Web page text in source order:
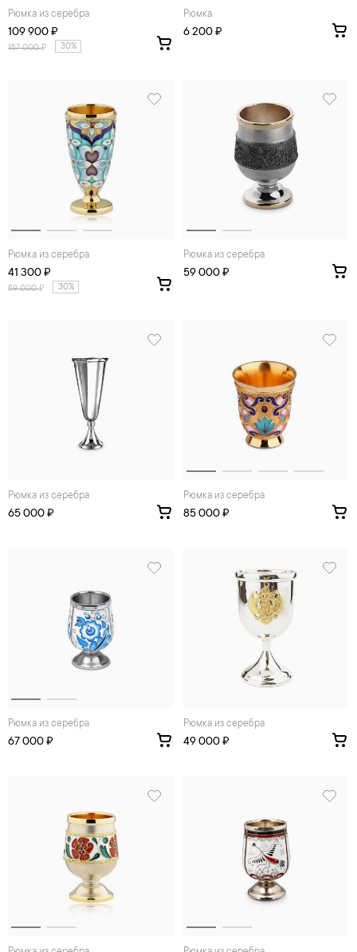
Рюмка из серебра
109 900 ₽
157 000₽ 30%
Рюмка
6 200 ₽
Рюмка из серебра
41 300 ₽
59 000₽ 30%
Рюмка из серебра
59 000 ₽
Рюмка из серебра
65 000 ₽
Рюмка из серебра
85 000 ₽
Рюмка из серебра
67 000 ₽
Рюмка из серебра
49 000 ₽